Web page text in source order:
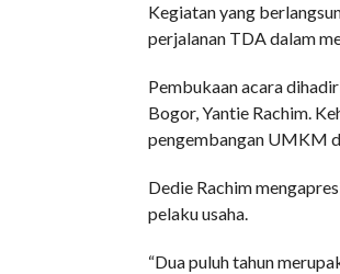
Kegiatan yang
perjalanan TDA dalam
Pembukaan acara
Bogor, Yantie Rachim.
pengembangan UMKM
Dedie Rachim
pelaku usaha.
“Dua puluh tahun